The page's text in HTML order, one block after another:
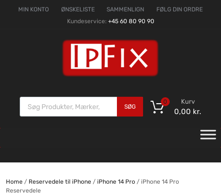
MIN KONTO ØNSKELISTE SAMMENLIGN
FØLG DIN ORDRE
Kundeservice: +45 60 80 90 90
SØG
Kurv
0,00 kr.
0
Home/ Reservedele til iPhone/ iPhone 14 Pro/ iPhone 14 Pro
Reservedele